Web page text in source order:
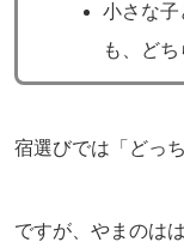
小さな
も、ど
宿選びでは「どっ
ですが、やまのは